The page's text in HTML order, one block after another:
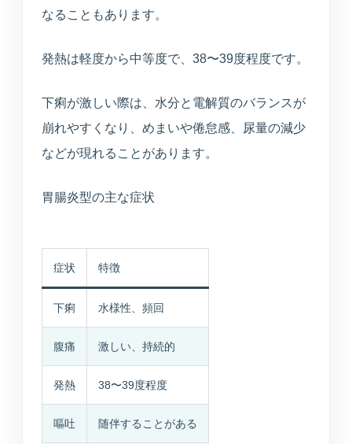
なることもあります。
発熱は軽度から中等度で、38〜39度程度です。
下痢が激しい際は、水分と電解質のバランスが
崩れやすくなり、めまいや倦怠感、尿量の減少
などが現れることがあります。
胃腸炎型の主な症状
症状 特徴
下痢 水様性、頻回
腹痛 激しい、持続的
発熱 38〜39度程度
嘔吐 随伴することがある